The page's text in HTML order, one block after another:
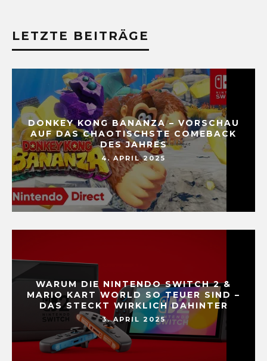
LETZTE BEITRÄGE
DONKEY KONG BANANZA – VORSCHAU
AUF DAS CHAOTISCHSTE COMEBACK
DES JAHRES
4. APRIL 2025
WARUM DIE NINTENDO SWITCH 2 &
MARIO KART WORLD SO TEUER SIND –
DAS STECKT WIRKLICH DAHINTER
3. APRIL 2025